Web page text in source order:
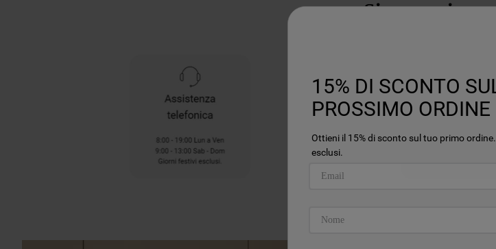
Siamo qui
15% DI SCONTO
PROSSIMO ORDINE
Ottieni il 15% di sconto sul tuo primo
esclusi.